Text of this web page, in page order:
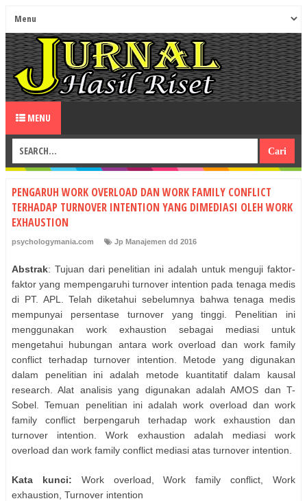
MENU
PENGARUH WORK OVERLOAD DAN WORK FAMILY CONFLICT
TERHADAP TURNOVER INTENTION YANG DIMEDIASI OLEH WORK
EXHAUSTION
psychologymania.com Jp Manajemen dd 2016
Abstrak: Tujuan dari penelitian ini adalah untuk menguji faktor-
faktor yang mempengaruhi turnover intention pada tenaga medis
di PT. APL. Telah diketahui sebelumnya bahwa tenaga medis
mempunyai persentase turnover yang tinggi. Penelitian ini
menggunakan work exhaustion sebagai mediasi untuk
mengetahui hubungan antara work overload dan work family
conflict terhadap turnover intention. Metode yang digunakan
dalam penelitian ini adalah metode kuantitatif dalam kausal
research. Alat analisis yang digunakan adalah AMOS dan T-
Sobel. Temuan penelitian ini adalah work overload dan work
family conflict berpengaruh terhadap work exhaustion dan
turnover intention. Work exhaustion adalah mediasi work
overload dan work family conflict mediasi atas turnover intention.
Kata kunci: Work overload, Work family conflict, Work
exhaustion, Turnover intention